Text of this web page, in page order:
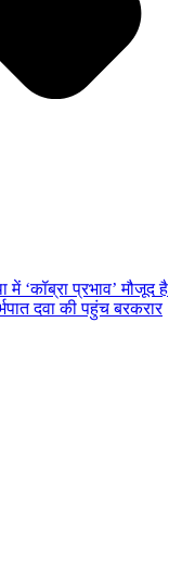
में ‘कॉब्रा प्रभाव’ मौजूद है
दवा की पहुंच बरकरार